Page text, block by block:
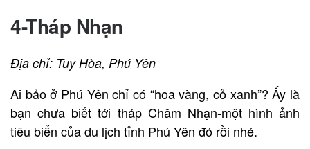
4-Tháp Nhạn
Địa chỉ: Tuy Hòa, Phú Yên
Ai bảo ở Phú Yên chỉ có “hoa vàng, cỏ xanh”? Ấy là
bạn chưa biết tới tháp Chăm Nhạn-một hình ảnh
tiêu biển của du lịch tỉnh Phú Yên đó rồi nhé.